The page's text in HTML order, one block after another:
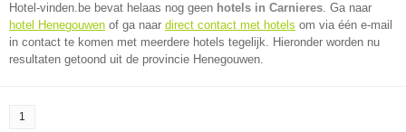
Hotel-vinden.be bevat helaas nog geen hotels in Carnieres. Ga naar
hotel Henegouwen of ga naar direct contact met hotels om via één e-mail
in contact te komen met meerdere hotels tegelijk. Hieronder worden nu
resultaten getoond uit de provincie Henegouwen.
1